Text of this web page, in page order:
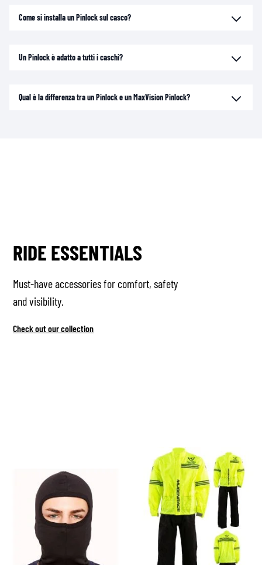
Come si installa un Pinlock sul casco?
Un Pinlock è adatto a tutti i caschi?
Qual è la differenza tra un Pinlock e un MaxVision Pinlock?
RIDE ESSENTIALS
Must-have accessories for comfort, safety
and visibility.
Check out our collection